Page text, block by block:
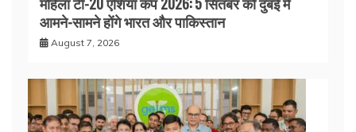
आमने-सामने होंगे भारत और पाकिस्तान
August 7, 2026